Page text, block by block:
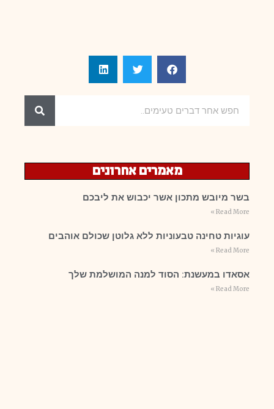
מאמרים אחרונים
בשר מיובש מתכון אשר יכבוש את ליבכם
Read More »
עוגיות טחינה טבעוניות ללא גלוטן שכולם אוהבים
Read More »
אסאדו במעשנת: הסוד למנה המושלמת שלך
Read More »